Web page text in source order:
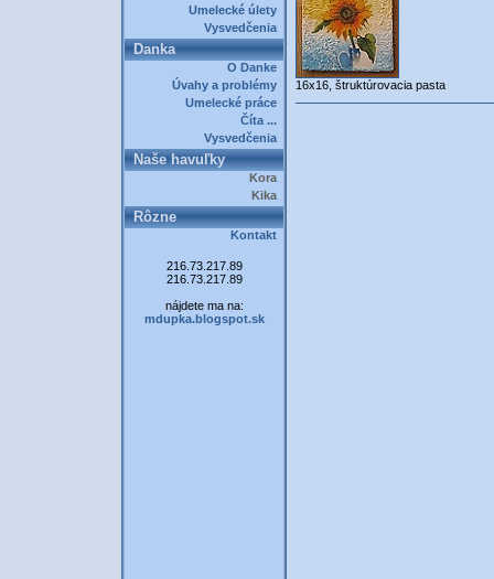
Umelecké úlety
Vysvedčenia
Danka
O Danke
Úvahy a problémy
Umelecké práce
Číta ...
Vysvedčenia
Naše havuľky
Kora
Kika
Rôzne
Kontakt
216.73.217.89
216.73.217.89
nájdete ma na:
mdupka.blogspot.sk
16x16, štruktúrovacia pasta